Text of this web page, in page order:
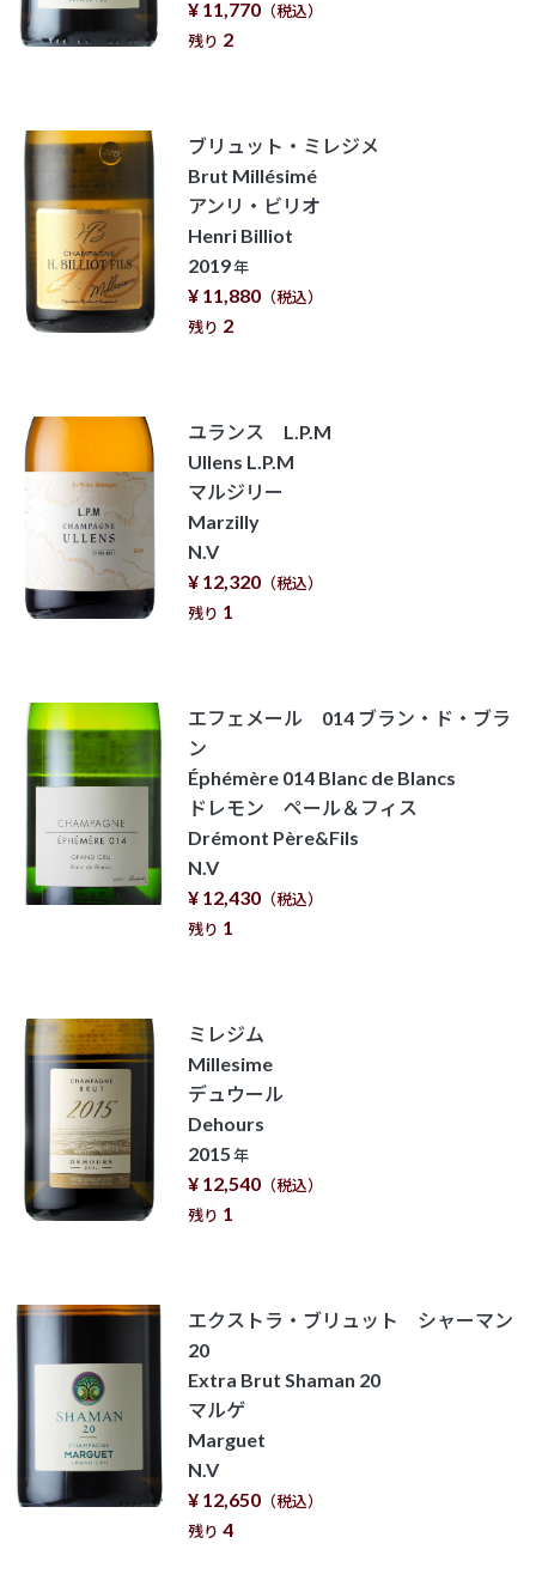
¥ 11,770 （税込）
残り 2
ブリュット・ミレジメ
Brut Millésimé
アンリ・ビリオ
Henri Billiot
2019年
¥ 11,880 （税込）
残り 2
ユランス L.P.M
Ullens L.P.M
マルジリー
Marzilly
N.V
¥ 12,320 （税込）
残り 1
エフェメール 014 ブラン・ド・ブラ
ン
Éphémère 014 Blanc de Blancs
ドレモン ペール＆フィス
Drémont Père&Fils
N.V
¥ 12,430 （税込）
残り 1
ミレジム
Millesime
デュウール
Dehours
2015年
¥ 12,540 （税込）
残り 1
エクストラ・ブリュット シャーマン
20
Extra Brut Shaman 20
マルゲ
Marguet
N.V
¥ 12,650 （税込）
残り 4